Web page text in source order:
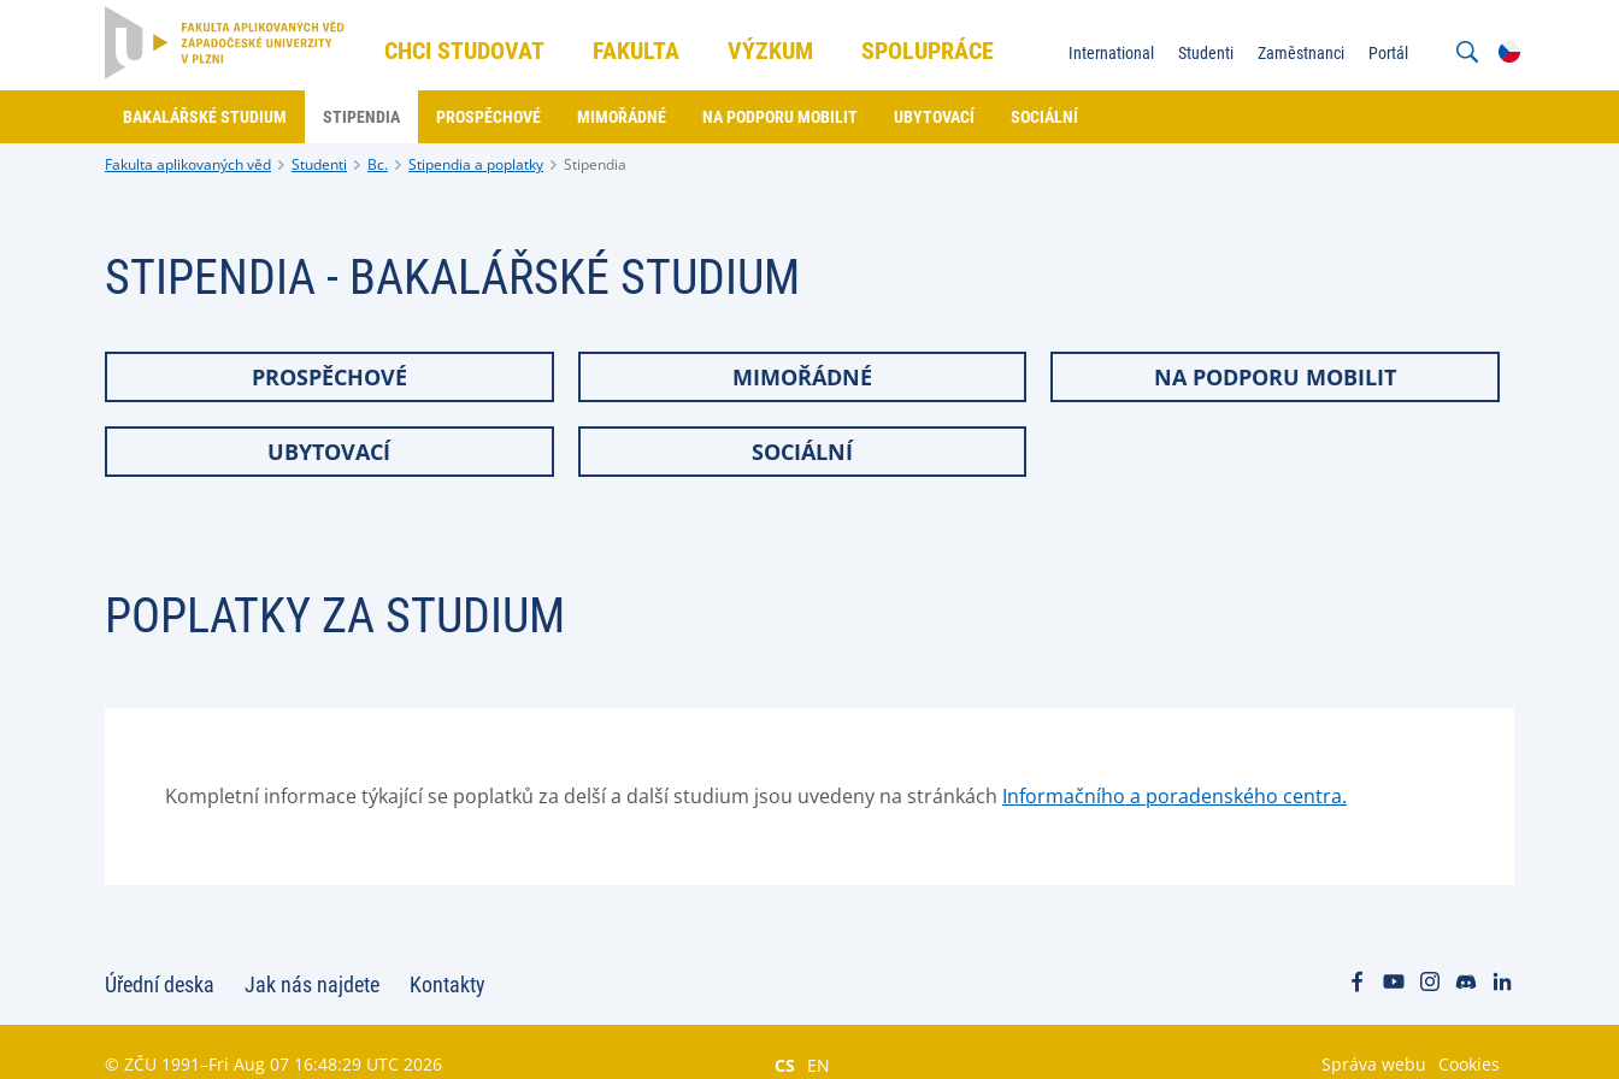
CHCI STUDOVAT FAKULTA VÝZKUM SPOLUPRÁCE International Studenti Zaměstnanci Portál
BAKALÁŘSKÉ STUDIUM STIPENDIA PROSPĚCHOVÉ MIMOŘÁDNÉ NA PODPORU MOBILIT UBYTOVACÍ SOCIÁLNÍ
Fakulta aplikovaných věd Studenti Bc. Stipendia a poplatky Stipendia
STIPENDIA - BAKALÁŘSKÉ STUDIUM
PROSPĚCHOVÉ MIMOŘÁDNÉ NA PODPORU MOBILIT
UBYTOVACÍ SOCIÁLNÍ
POPLATKY ZA STUDIUM
Kompletní informace týkající se poplatků za delší a další studium jsou uvedeny na stránkách Informačního a poradenského centra.
Úřední deska Jak nás najdete Kontakty
© ZČU 1991–Fri Aug 07 16:48:29 UTC 2026 CS EN Správa webu Cookies